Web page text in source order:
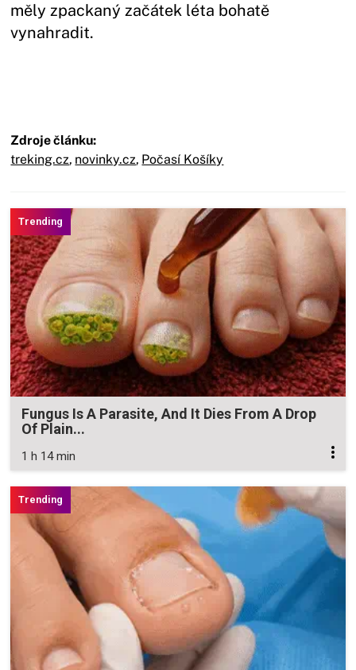
měly zpackaný začátek léta bohatě
vynahradit.
Zdroje článku:
treking.cz, novinky.cz, Počasí Košíky
Fungus Is A Parasite, And It Dies From A Drop
Of Plain...
1 h 14 min